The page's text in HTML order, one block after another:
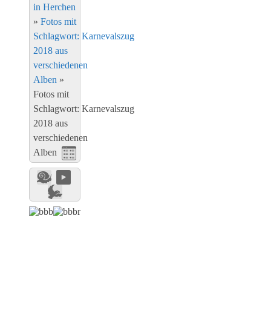
in Herchen
» Fotos mit
Schlagwort: Karnevalszug
2018 aus
verschiedenen
Alben »
Fotos mit
Schlagwort: Karnevalszug
2018 aus
verschiedenen
Alben